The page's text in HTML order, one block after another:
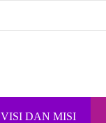
VISI DAN MISI